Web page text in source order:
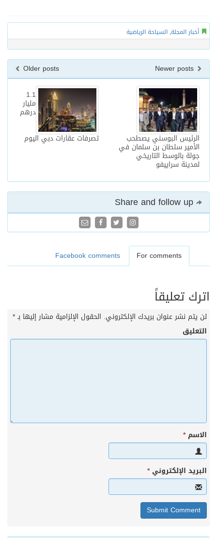
أخبار المجلة, السياحة الرياضية
Older posts
1.1
مليار
درهم
تصرفات عقارات دبي اليوم
الرئيس البوسني يصطحب
الأمير سلطان بن سلمان في
جولة بالوسط التاريخي
لمدينة سراييفو
For comments
Facebook comments
اترك تعليقاً
لن يتم نشر عنوان بريدك الإلكتروني. الحقول الإلزامية مشار إليها بـ*
التعليق
الاسم*
البريد الإلكتروني*